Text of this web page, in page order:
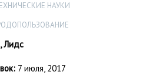
НАУКИ
Лидс
7 июля, 2017